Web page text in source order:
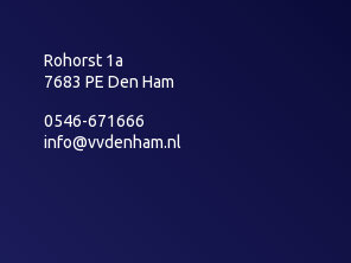
Rohorst 1a
7683 PE Den Ham
0546-671666
info@vvdenham.nl